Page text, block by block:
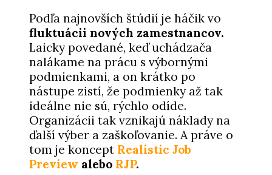
Podľa najnovších štúdií je háčik vo
fluktuácii nových zamestnancov.
Laicky povedané, keď uchádzača
nalákame na prácu s výbornými
podmienkami, a on krátko po
nástupe zistí, že podmienky až tak
ideálne nie sú, rýchlo odíde.
Organizácii tak vznikajú náklady na
ďalší výber a zaškoľovanie. A práve o
tom je koncept Realistic Job
Preview alebo RJP.